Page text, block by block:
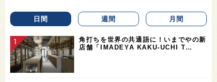
日間 週間 月間
角打ちを世界の共通語に！いまでやの新
店舗「IMADEYA KAKU-UCHI T…